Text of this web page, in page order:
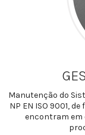
Manutenção do
NP EN ISO 9001,
encontram em